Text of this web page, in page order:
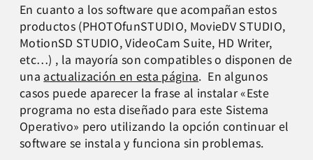
En cuanto a los software que acompañan estos
productos (PHOTOfunSTUDIO, MovieDV STUDIO,
MotionSD STUDIO, VideoCam Suite, HD Writer,
etc…) , la mayoría son compatibles o disponen de
una actualización en esta página. En algunos
casos puede aparecer la frase al instalar «Este
programa no esta diseñado para este Sistema
Operativo» pero utilizando la opción continuar el
software se instala y funciona sin problemas.